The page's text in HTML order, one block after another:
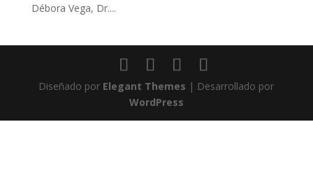
Débora Vega, Dr....
Diseñado por Elegant Themes | Desarrollado por
WordPress